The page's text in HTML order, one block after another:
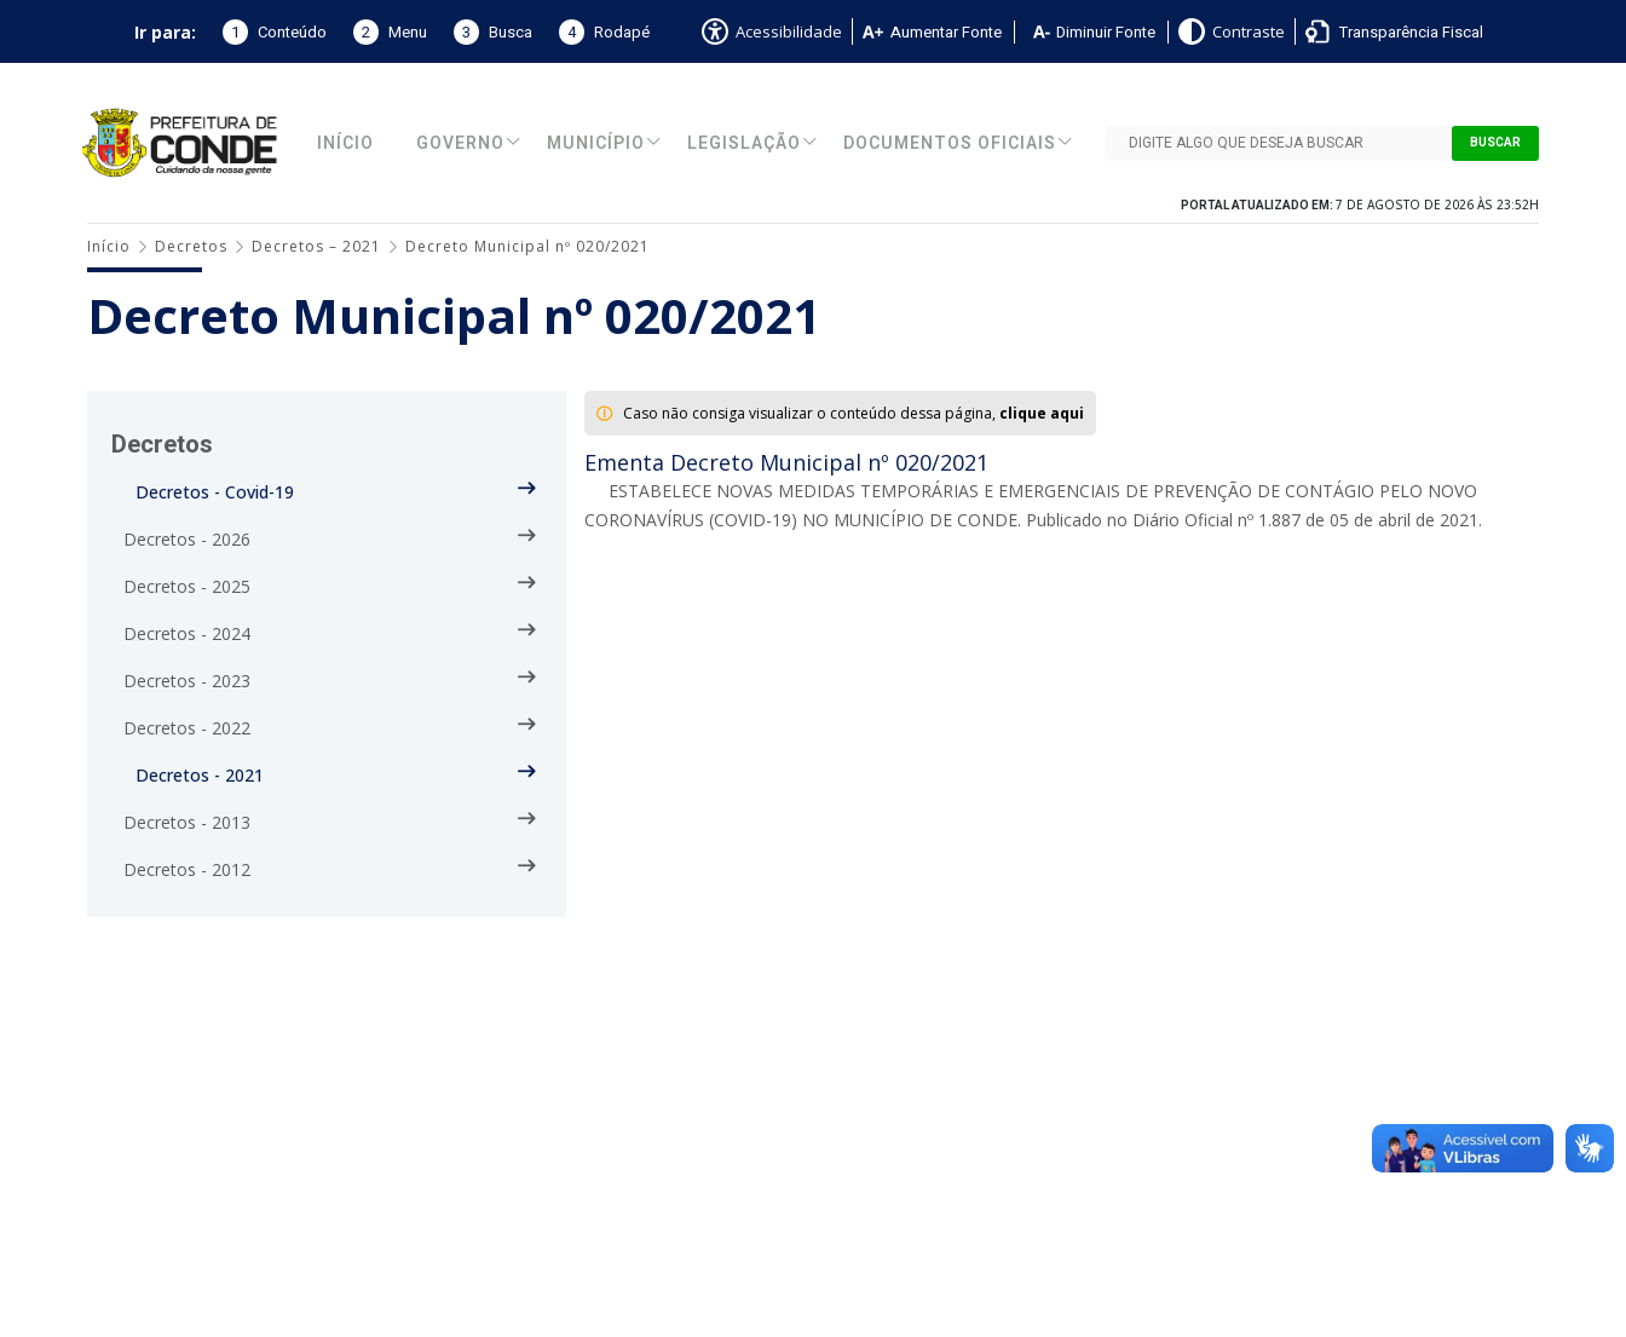
Ir para: 1 Conteúdo 2 Menu 3 Busca 4 Rodapé Acessibilidade Aumentar Fonte Diminuir Fonte Contraste Transparência Fiscal
INÍCIO GOVERNO MUNICÍPIO LEGISLAÇÃO DOCUMENTOS OFICIAIS BUSCAR
PORTAL ATUALIZADO EM: 7 DE AGOSTO DE 2026 ÀS 23:52H
Início Decretos Decretos – 2021 Decreto Municipal nº 020/2021
Decreto Municipal nº 020/2021
Decretos
Decretos - Covid-19
Decretos - 2026
Decretos - 2025
Decretos - 2024
Decretos - 2023
Decretos - 2022
Decretos - 2021
Decretos - 2013
Decretos - 2012
Caso não consiga visualizar o conteúdo dessa página, clique aqui
Ementa Decreto Municipal nº 020/2021
ESTABELECE NOVAS MEDIDAS TEMPORÁRIAS E EMERGENCIAIS DE PREVENÇÃO DE CONTÁGIO PELO NOVO
CORONAVÍRUS (COVID-19) NO MUNICÍPIO DE CONDE. Publicado no Diário Oficial nº 1.887 de 05 de abril de 2021.